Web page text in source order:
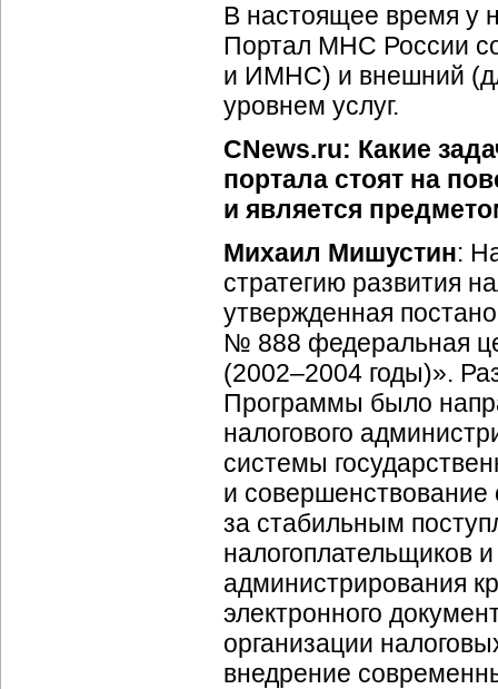
В настоящее время у
Портал МНС России
и ИМНС) и внешний
уровнем услуг.
CNews.ru: Какие
портала стоят на
и является
Михаил Мишустин:
стратегию развития
утвержденная
№ 888 федеральная
(2002–2004 годы)».
Программы было
налогового
системы
и совершенствование
за стабильным
налогоплательщиков
администрирования
электронного
организации
внедрение